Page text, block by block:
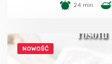
24 min.
NOWOŚĆ